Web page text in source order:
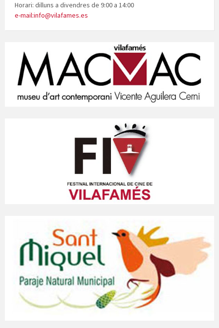
Horari: dilluns a divendres de 9:00 a 14:00
e-mail:info@vilafames.es